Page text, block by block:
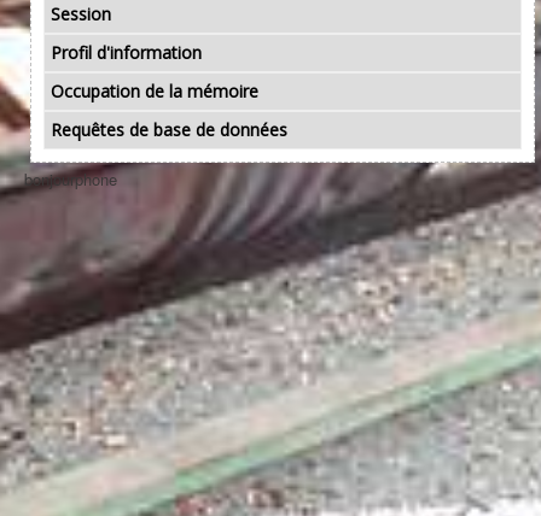
Session
Profil d'information
Occupation de la mémoire
Requêtes de base de données
bonjourphone